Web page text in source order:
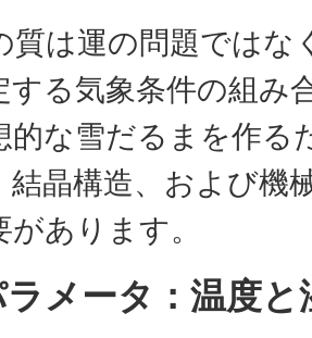
質は運の問題ではな
する気象条件の組み
的な雪だるまを作る
結晶構造、および機
あります。
メータ：温度と